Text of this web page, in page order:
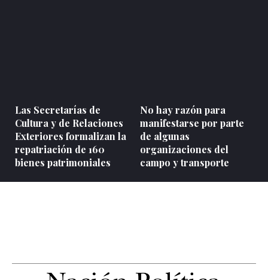
Las Secretarías de
Cultura y de Relaciones
Exteriores formalizan la
repatriación de 160
bienes patrimoniales
No hay razón para
manifestarse por parte
de algunas
organizaciones del
campo y transporte